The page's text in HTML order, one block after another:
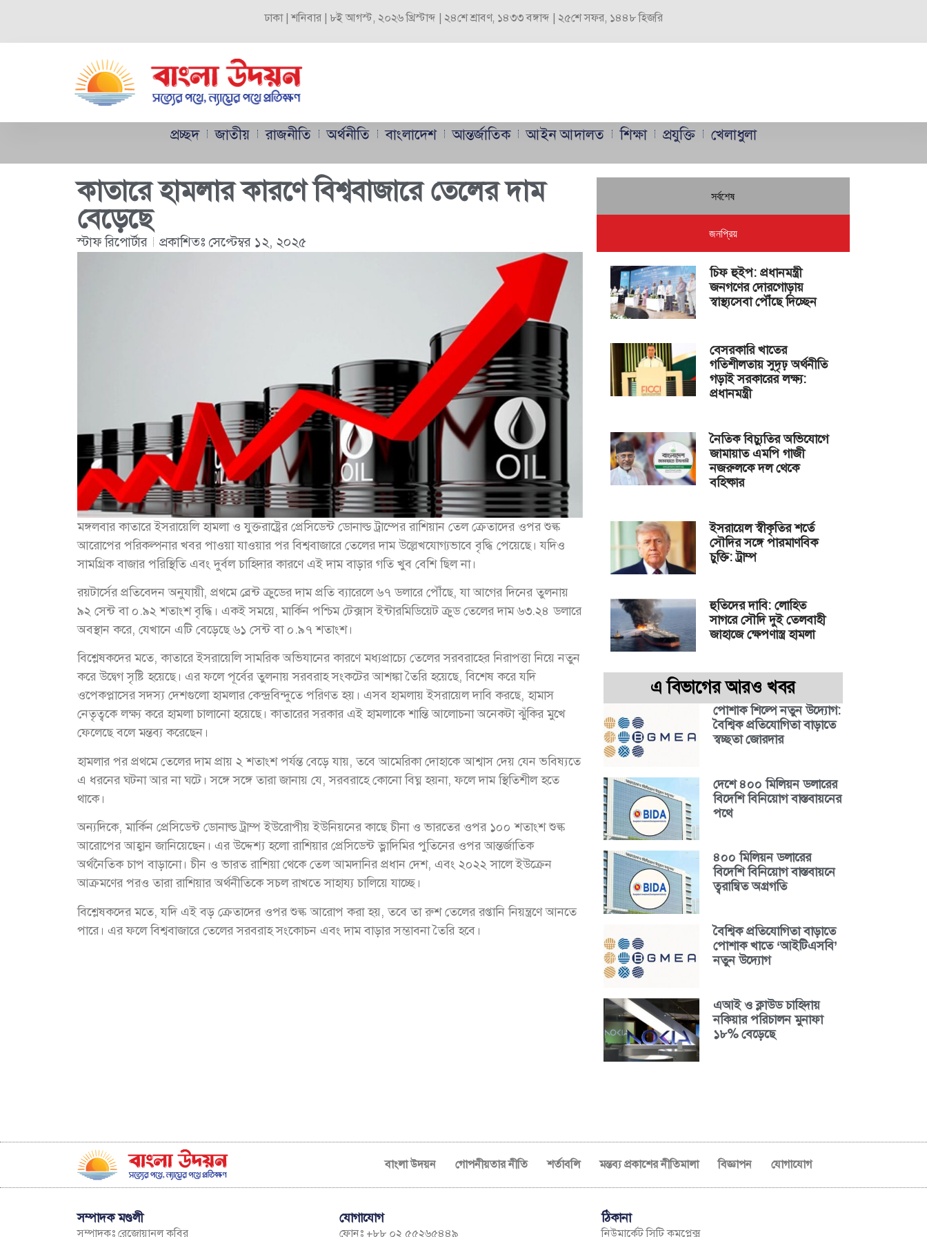
ঢাকা | শনিবার | ৮ই আগস্ট, ২০২৬ খ্রিস্টাব্দ | ২৪শে শ্রাবণ, ১৪৩৩ বঙ্গাব্দ | ২৫শে সফর, ১৪৪৮ হিজরি
প্রচ্ছদ জাতীয় রাজনীতি অর্থনীতি বাংলাদেশ আন্তর্জাতিক আইন আদালত শিক্ষা প্রযুক্তি খেলাধুলা
কাতারে হামলার কারণে বিশ্ববাজারে তেলের দাম
বেড়েছে
স্টাফ রিপোর্টার প্রকাশিতঃ সেপ্টেম্বর ১২, ২০২৫
মঙ্গলবার কাতারে ইসরায়েলি হামলা ও যুক্তরাষ্ট্রের প্রেসিডেন্ট ডোনাল্ড ট্রাম্পের রাশিয়ান তেল ক্রেতাদের ওপর শুল্ক
আরোপের পরিকল্পনার খবর পাওয়া যাওয়ার পর বিশ্ববাজারে তেলের দাম উল্লেখযোগ্যভাবে বৃদ্ধি পেয়েছে। যদিও
সামগ্রিক বাজার পরিস্থিতি এবং দুর্বল চাহিদার কারণে এই দাম বাড়ার গতি খুব বেশি ছিল না।
রয়টার্সের প্রতিবেদন অনুযায়ী, প্রথমে ব্রেন্ট ক্রুডের দাম প্রতি ব্যারেলে ৬৭ ডলারে পৌঁছে, যা আগের দিনের তুলনায়
৯২ সেন্ট বা ০.৯২ শতাংশ বৃদ্ধি। একই সময়ে, মার্কিন পশ্চিম টেক্সাস ইন্টারমিডিয়েট ক্রুড তেলের দাম ৬৩.২৪ ডলারে
অবস্থান করে, যেখানে এটি বেড়েছে ৬১ সেন্ট বা ০.৯৭ শতাংশ।
বিশ্লেষকদের মতে, কাতারে ইসরায়েলি সামরিক অভিযানের কারণে মধ্যপ্রাচ্যে তেলের সরবরাহের নিরাপত্তা নিয়ে নতুন
করে উদ্বেগ সৃষ্টি হয়েছে। এর ফলে পূর্বের তুলনায় সরবরাহ সংকটের আশঙ্কা তৈরি হয়েছে, বিশেষ করে যদি
ওপেকপ্লাসের সদস্য দেশগুলো হামলার কেন্দ্রবিন্দুতে পরিণত হয়। এসব হামলায় ইসরায়েল দাবি করছে, হামাস
নেতৃত্বকে লক্ষ্য করে হামলা চালানো হয়েছে। কাতারের সরকার এই হামলাকে শান্তি আলোচনা অনেকটা ঝুঁকির মুখে
ফেলেছে বলে মন্তব্য করেছেন।
হামলার পর প্রথমে তেলের দাম প্রায় ২ শতাংশ পর্যন্ত বেড়ে যায়, তবে আমেরিকা দোহাকে আশ্বাস দেয় যেন ভবিষ্যতে
এ ধরনের ঘটনা আর না ঘটে। সঙ্গে সঙ্গে তারা জানায় যে, সরবরাহে কোনো বিঘ্ন হয়না, ফলে দাম স্থিতিশীল হতে
থাকে।
অন্যদিকে, মার্কিন প্রেসিডেন্ট ডোনাল্ড ট্রাম্প ইউরোপীয় ইউনিয়নের কাছে চীনা ও ভারতের ওপর ১০০ শতাংশ শুল্ক
আরোপের আহ্বান জানিয়েছেন। এর উদ্দেশ্য হলো রাশিয়ার প্রেসিডেন্ট ভ্লাদিমির পুতিনের ওপর আন্তর্জাতিক
অর্থনৈতিক চাপ বাড়ানো। চীন ও ভারত রাশিয়া থেকে তেল আমদানির প্রধান দেশ, এবং ২০২২ সালে ইউক্রেন
আক্রমণের পরও তারা রাশিয়ার অর্থনীতিকে সচল রাখতে সাহায্য চালিয়ে যাচ্ছে।
বিশ্লেষকদের মতে, যদি এই বড় ক্রেতাদের ওপর শুল্ক আরোপ করা হয়, তবে তা রুশ তেলের রপ্তানি নিয়ন্ত্রণে আনতে
পারে। এর ফলে বিশ্ববাজারে তেলের সরবরাহ সংকোচন এবং দাম বাড়ার সম্ভাবনা তৈরি হবে।
সর্বশেষ
জনপ্রিয়
চিফ হুইপ: প্রধানমন্ত্রী
জনগণের দোরগোড়ায়
স্বাস্থ্যসেবা পৌঁছে দিচ্ছেন
বেসরকারি খাতের
গতিশীলতায় সুদৃঢ় অর্থনীতি
গড়াই সরকারের লক্ষ্য:
প্রধানমন্ত্রী
নৈতিক বিচ্যুতির অভিযোগে
জামায়াত এমপি গাজী
নজরুলকে দল থেকে
বহিষ্কার
ইসরায়েল স্বীকৃতির শর্তে
সৌদির সঙ্গে পারমাণবিক
চুক্তি: ট্রাম্প
হুতিদের দাবি: লোহিত
সাগরে সৌদি দুই তেলবাহী
জাহাজে ক্ষেপণাস্ত্র হামলা
এ বিভাগের আরও খবর
পোশাক শিল্পে নতুন উদ্যোগ:
বৈশ্বিক প্রতিযোগিতা বাড়াতে
স্বচ্ছতা জোরদার
দেশে ৪০০ মিলিয়ন ডলারের
বিদেশি বিনিয়োগ বাস্তবায়নের
পথে
৪০০ মিলিয়ন ডলারের
বিদেশি বিনিয়োগ বাস্তবায়নে
ত্বরান্বিত অগ্রগতি
বৈশ্বিক প্রতিযোগিতা বাড়াতে
পোশাক খাতে ‘আইটিএসবি’
নতুন উদ্যোগ
এআই ও ক্লাউড চাহিদায়
নকিয়ার পরিচালন মুনাফা
১৮% বেড়েছে
বাংলা উদয়ন গোপনীয়তার নীতি শর্তাবলি মন্তব্য প্রকাশের নীতিমালা বিজ্ঞাপন যোগাযোগ
সম্পাদক মণ্ডলী
সম্পাদকঃ রেজোয়ানুল কবির
যোগাযোগ
ফোনঃ +৮৮ ০২ ৫৫২৬৫৪৪৯
ঠিকানা
নিউমার্কেট সিটি কমপ্লেক্স